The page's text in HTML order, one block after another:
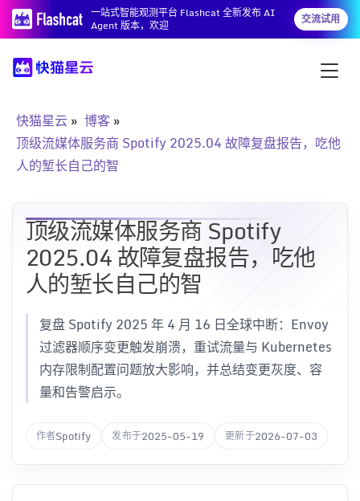
一站式智能观测平台 Flashcat 全新发布 AI
Agent 版本，欢迎
交流试用
快猫星云
博客
顶级流媒体服务商 Spotify 2025.04 故障复盘报告，吃他
人的堑长自己的智
顶级流媒体服务商 Spotify
2025.04 故障复盘报告，吃他
人的堑长自己的智
复盘 Spotify 2025 年 4 月 16 日全球中断：Envoy
过滤器顺序变更触发崩溃，重试流量与 Kubernetes
内存限制配置问题放大影响，并总结变更灰度、容
量和告警启示。
作者Spotify 发布于2025-05-19 更新于2026-07-03